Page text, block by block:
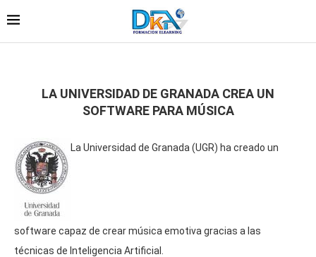
LA UNIVERSIDAD DE GRANADA CREA UN
SOFTWARE PARA MÚSICA
La Universidad de Granada (UGR) ha creado un
software capaz de crear música emotiva gracias a las
técnicas de Inteligencia Artificial.